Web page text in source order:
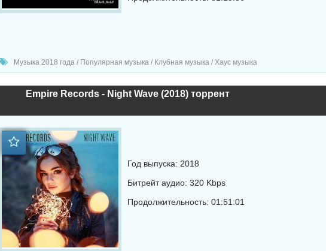
Музыка 2018 года / Популярная музыка / Клубная музыка / Хаус музыка
Empire Records - Night Wave (2018) торрент
Год выпуска: 2018
Битрейт аудио: 320 Kbps
Продолжительность: 01:51:01